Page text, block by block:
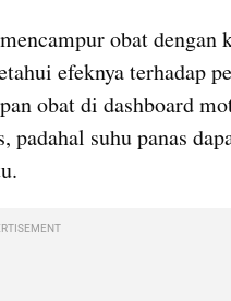
obat dengan
efeknya terhadap
obat di dashboard
suhu panas